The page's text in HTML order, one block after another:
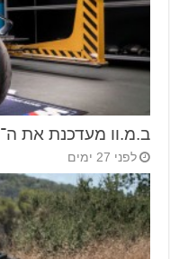
ב.מ.וו מעדכנת את ה־M 1000 RR ל־2027
לפני 27 ימים